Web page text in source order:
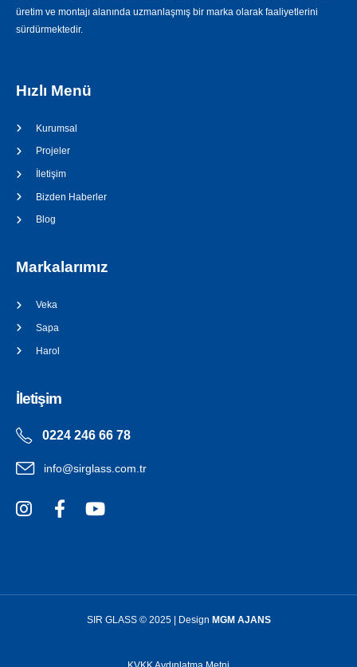
üretim ve montajı alanında uzmanlaşmış bir marka olarak faaliyetlerini
sürdürmektedir.
Hızlı Menü
Kurumsal
Projeler
İletişim
Bizden Haberler
Blog
Markalarımız
Veka
Sapa
Harol
İletişim
0224 246 66 78
info@sirglass.com.tr
SIR GLASS © 2025 | Design MGM AJANS